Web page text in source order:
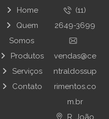
Home
Quem
Somos
Produtos
Serviços
Contato
(11)
2649-3699
vendas@ce
ntraldossup
rimentos.co
m.br
R. João